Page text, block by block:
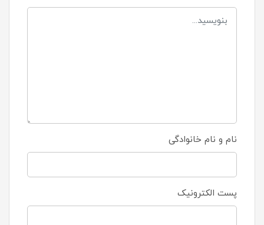
نام و نام خانوادگی
پست الکترونیک